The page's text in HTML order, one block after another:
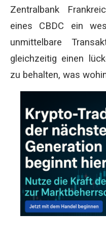
Zentralbank
eines CBDC ein
unmittelbare
gleichzeitig einen
zu behalten, was